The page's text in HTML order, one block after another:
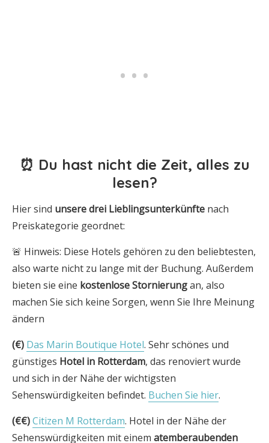
⏰ Du hast nicht die Zeit, alles zu
lesen?
Hier sind unsere drei Lieblingsunterkünfte nach
Preiskategorie geordnet:
🚨 Hinweis: Diese Hotels gehören zu den beliebtesten,
also warte nicht zu lange mit der Buchung. Außerdem
bieten sie eine kostenlose Stornierungan, also
machen Sie sich keine Sorgen, wenn Sie Ihre Meinung
ändern
(€) Das Marin Boutique Hotel. Sehr schönes und
günstiges Hotel in Rotterdam, das renoviert wurde
und sich in der Nähe der wichtigsten
Sehenswürdigkeiten befindet. Buchen Sie hier.
(€€)Citizen M Rotterdam. Hotel in der Nähe der
Sehenswürdigkeiten mit einem atemberaubenden